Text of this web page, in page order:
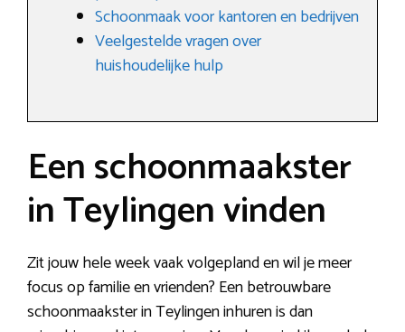
Schoonmaak voor kantoren en bedrijven
Veelgestelde vragen over
huishoudelijke hulp
Een schoonmaakster
in Teylingen vinden
Zit jouw hele week vaak volgepland en wil je meer
focus op familie en vrienden? Een betrouwbare
schoonmaakster in Teylingen inhuren is dan